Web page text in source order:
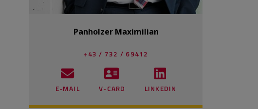
Panholzer Maximilian
+43 / 732 / 69412
E-MAIL V-CARD LINKEDIN